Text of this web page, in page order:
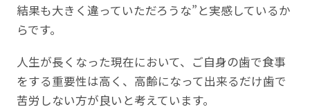
結果も大きく違っていただろうな”と実感しているか
らです。
人生が長くなった現在において、ご自身の歯で食事
をする重要性は高く、高齢になって出来るだけ歯で
苦労しない方が良いと考えています。